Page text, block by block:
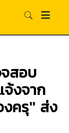
สอบ
จ้งจาก
งครุ" ส่ง